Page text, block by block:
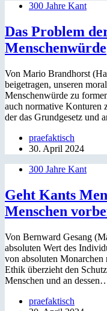
300 Jahre Kant
Das Problem
Menschenwürde
Von Mario Brandhorst
beigetragen, unseren
Menschenwürde zu
auch normative Konturen
der das Grundgesetz und
praefaktisch
30. April 2024
300 Jahre Kant
Geht Kants
Menschen
Von Bernward Gesang
absoluten Wert des
von absoluten
Ethik überzieht den
Menschen und an
praefaktisch